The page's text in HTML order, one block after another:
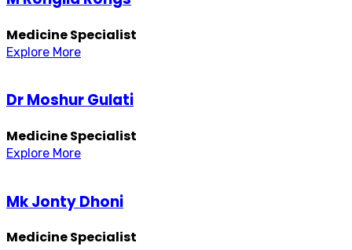
Medicine Specialist
Explore More
Dr Moshur Gulati
Medicine Specialist
Explore More
Mk Jonty Dhoni
Medicine Specialist